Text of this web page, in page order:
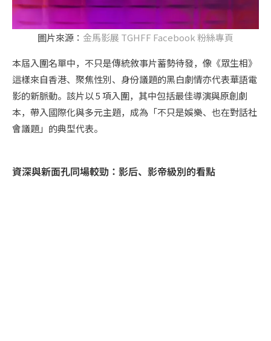
圖片來源： 金馬影展 TGHFF Facebook 粉絲專頁
本屆入圍名單中，不只是傳統敘事片蓄勢待發，像《眾生相》
這樣來自香港、聚焦性別、身份議題的黑白劇情亦代表華語電
影的新脈動。該片以 5 項入圍，其中包括最佳導演與原創劇
本，帶入國際化與多元主題，成為「不只是娛樂、也在對話社
會議題」的典型代表。
資深與新面孔同場較勁：影后、影帝級別的看點